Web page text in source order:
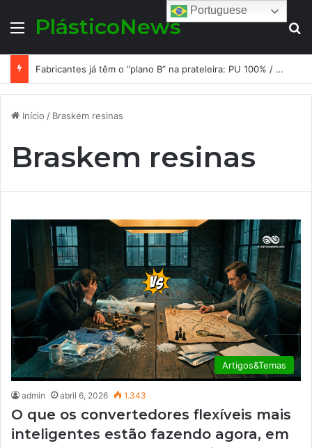
MenuPlásticoNews
Fabricantes já têm o “plano B” na prateleira: PU 100% / NC-free existe, mas ainda é pouco usado: a hora é transformar isso em projeto de resiliência
Início / Braskem resinas
Braskem resinas
Artigos&Temas
admin abril 6, 2026 1.343
O que os convertedores flexíveis mais
inteligentes estão fazendo agora, em
Portuguese